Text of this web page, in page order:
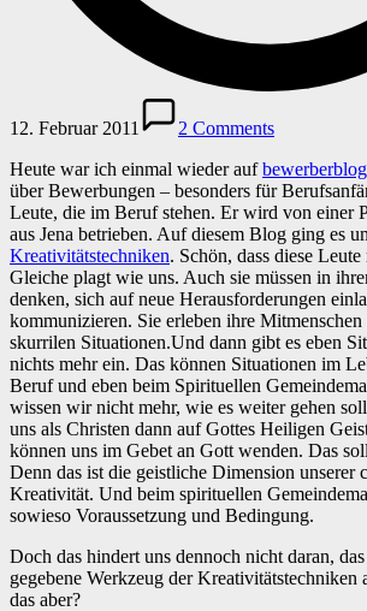
12. Februar 2011
2 Comments
Heute war ich einmal wieder auf
über Bewerbungen – besonders für
Leute, die im Beruf stehen. Er wird von einer
aus Jena betrieben. Auf diesem Blog ging es
Kreativitätstechniken. Schön, dass diese
Gleiche plagt wie uns. Auch sie müssen in
denken, sich auf neue Herausforderungen
kommunizieren. Sie erleben ihre
skurrilen Situationen.Und dann gibt es eben
nichts mehr ein. Das können Situationen im
Beruf und eben beim Spirituellen
wissen wir nicht mehr, wie es weiter gehen
uns als Christen dann auf Gottes Heiligen
können uns im Gebet an Gott wenden. Das
Denn das ist die geistliche Dimension unserer
Kreativität. Und beim spirituellen
sowieso Voraussetzung und Bedingung.
Doch das hindert uns dennoch nicht daran,
gegebene Werkzeug der Kreativitätstechniken
das aber?